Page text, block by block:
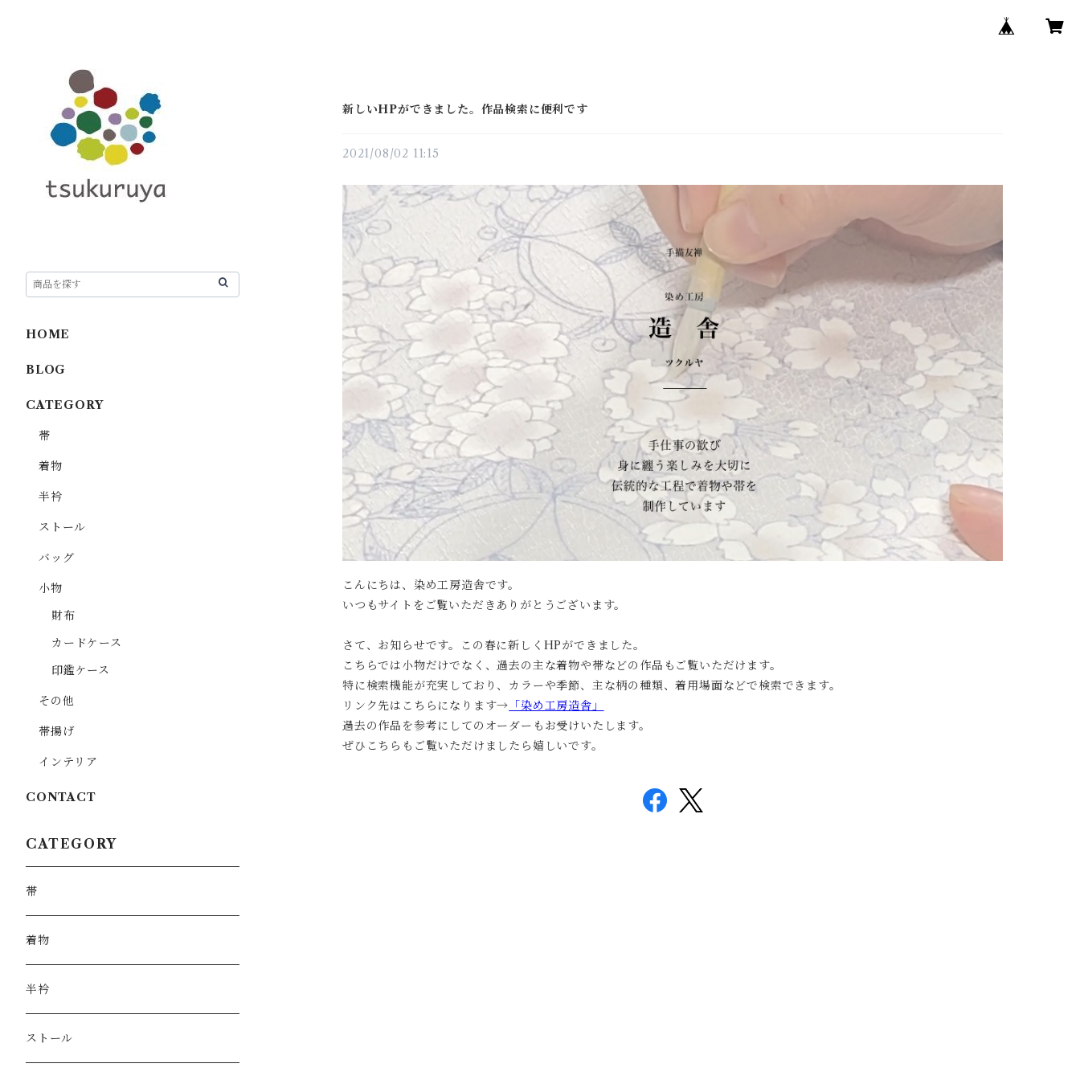
新しいHPができました。作品検索に便利です
2021/08/02 11:15
こんにちは、染め工房造舎です。
いつもサイトをご覧いただきありがとうございます。
さて、お知らせです。この春に新しくHPができました。
こちらでは小物だけでなく、過去の主な着物や帯などの作品もご覧いただけます。
特に検索機能が充実しており、カラーや季節、主な柄の種類、着用場面などで検索できます。
リンク先はこちらになります→ 「染め工房造舎」
過去の作品を参考にしてのオーダーもお受けいたします。
ぜひこちらもご覧いただけましたら嬉しいです。
HOME
BLOG
CATEGORY
帯
着物
半衿
ストール
バッグ
小物
財布
カードケース
印鑑ケース
その他
帯揚げ
インテリア
CONTACT
CATEGORY
帯
着物
半衿
ストール